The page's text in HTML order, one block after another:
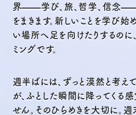
界——学び、旅、哲学、信念
をまきます。新しいことを学び始
い場所へ足を向けたりするのに
ミングです。
週半ばには、ずっと漠然と考え
が、ふとした瞬間に降ってくる
せん。そのひらめきを大切に。